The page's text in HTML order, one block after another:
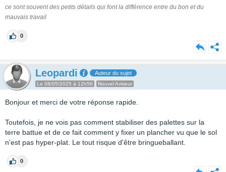
ce sont souvent des petits détails qui font la différence entre du bon et du
mauvais travail
0
Leopardi Auteur du sujet
Le 08/05/2025 à 12h56 Nouvel Aviseur
Bonjour et merci de votre réponse rapide.
Toutefois, je ne vois pas comment stabiliser des palettes sur la
terre battue et de ce fait comment y fixer un plancher vu que le sol
n'est pas hyper-plat. Le tout risque d'être bringueballant.
0